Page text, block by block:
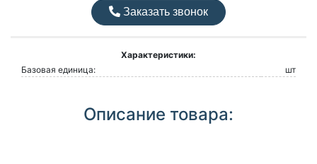
Заказать звонок
Характеристики:
Базовая единица:
шт
Описание товара: